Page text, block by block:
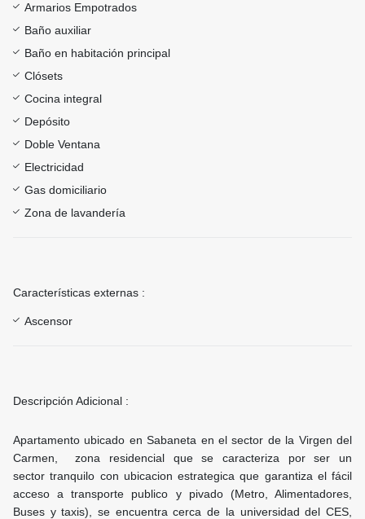
Armarios Empotrados
Baño auxiliar
Baño en habitación principal
Clósets
Cocina integral
Depósito
Doble Ventana
Electricidad
Gas domiciliario
Zona de lavandería
Características externas :
Ascensor
Descripción Adicional :
Apartamento ubicado en Sabaneta en el sector de la Virgen del
Carmen, zona residencial que se caracteriza por ser un
sector tranquilo con ubicacion estrategica que garantiza el fácil
acceso a transporte publico y pivado (Metro, Alimentadores,
Buses y taxis), se encuentra cerca de la universidad del CES,